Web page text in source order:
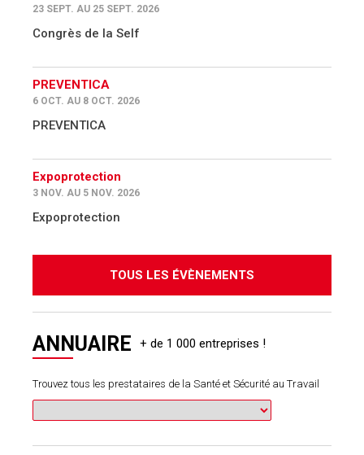
23 SEPT. AU 25 SEPT. 2026
Congrès de la Self
PREVENTICA
6 OCT. AU 8 OCT. 2026
PREVENTICA
Expoprotection
3 NOV. AU 5 NOV. 2026
Expoprotection
TOUS LES ÉVÈNEMENTS
ANNUAIRE
Trouvez tous les prestataires de la Santé et Sécurité au Travail